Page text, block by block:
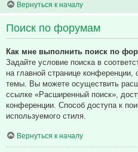
Вернуться к началу
Поиск по форумам
Как мне выполнить поиск по
Задайте условие поиска в
на главной странице
темы. Вы можете осуществить
ссылке «Расширенный поиск»,
конференции. Способ доступа к
используемого стиля.
Вернуться к началу